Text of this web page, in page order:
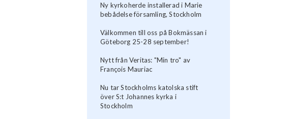
Ny kyrkoherde installerad i Marie
bebådelse församling, Stockholm
Välkommen till oss på Bokmässan i
Göteborg 25-28 september!
Nytt från Veritas: "Min tro" av
François Mauriac
Nu tar Stockholms katolska stift
över S:t Johannes kyrka i
Stockholm